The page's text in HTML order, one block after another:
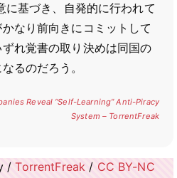
に基づき、自発的に行われて
なり前向きにコミットして
れ覚書の取り決めは同国の
るのだろう。
Reveal “Self-Learning” Anti-Piracy
System – TorrentFreak
/TorrentFreak / CC BY-NC